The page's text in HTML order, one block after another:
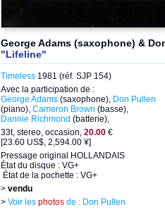
George Adams (saxophone) &
"Lifeline"
Timeless 1981 (réf. SJP 154)
Avec la participation de :
George Adams (saxophone), Don Pullen
(piano), Cameron Brown (basse),
Dannie Richmond (batterie),
33t, stereo, occasion, 20.00 €
[23.60 US$, 2,594.00 ¥]
Pressage original HOLLANDAIS
État du disque : VG+
État de la pochette : VG+
> vendu
> Voir les photos de : Don Pullen